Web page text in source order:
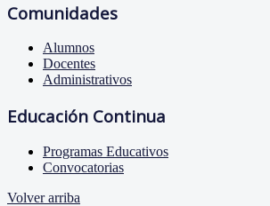
Comunidades
Alumnos
Docentes
Administrativos
Educación Continua
Programas Educativos
Convocatorias
Volver arriba